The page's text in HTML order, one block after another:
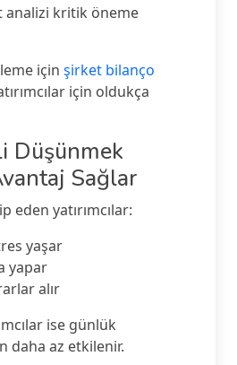
analizi kritik öneme
için şirket bilanço
için oldukça
Düşünmek
Sağlar
eden yatırımcılar:
yaşar
yapar
alır
ise günlük
daha az etkilenir.